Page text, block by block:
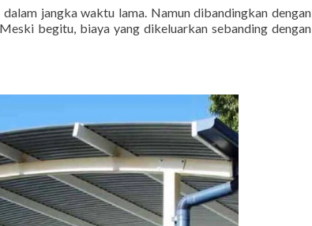
jangka waktu lama. Namun dibandingkan dengan
begitu, biaya yang dikeluarkan sebanding dengan